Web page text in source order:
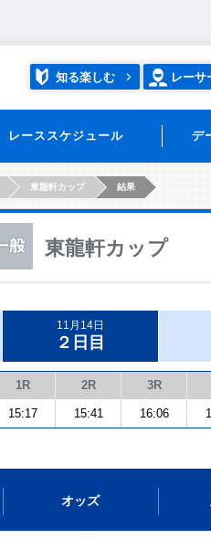
知る楽しむ レーサ
レーススケジュール デ
東龍軒カップ 結果
東龍軒カップ
11月14日
２日目
1R 2R 3R
15:17 15:41 16:06
オッズ